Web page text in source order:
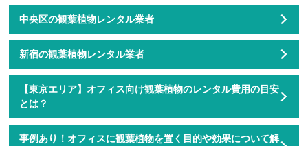
中央区の観葉植物レンタル業者
新宿の観葉植物レンタル業者
【東京エリア】オフィス向け観葉植物のレンタル費用の目安
とは？
事例あり！オフィスに観葉植物を置く目的や効果について解